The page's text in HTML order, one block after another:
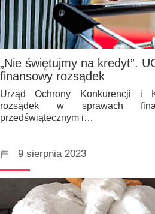
„Nie świętujmy na kredyt”.
finansowy rozsądek
Urząd Ochrony Konkurencji i
rozsądek w sprawach
przedświątecznym i…
9 sierpnia 2023